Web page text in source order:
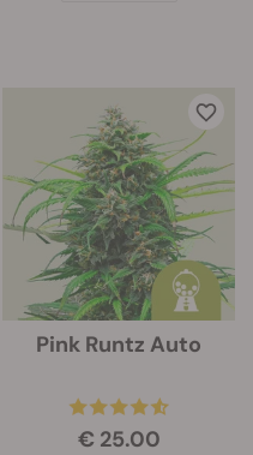
Pink Runtz Auto
€ 25.00